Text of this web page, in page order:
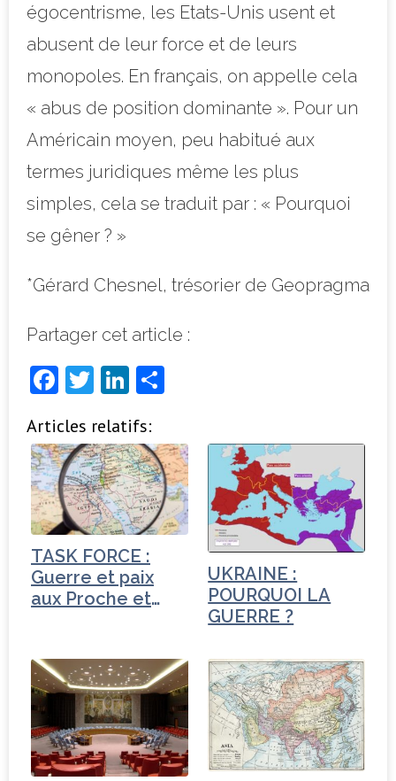
égocentrisme, les Etats-Unis usent et
abusent de leur force et de leurs
monopoles. En français, on appelle cela
« abus de position dominante ». Pour un
Américain moyen, peu habitué aux
termes juridiques même les plus
simples, cela se traduit par : « Pourquoi
se gêner ? »
*Gérard Chesnel, trésorier de Geopragma
Partager cet article :
F
c
e
b
o
o
k
T
it
t
e
r
Li
k
e
dI
n
ta
g
e
r
Articles relatifs:
TASK FORCE :
Guerre et paix
aux Proche et
UKRAINE :
POURQUOI LA
GUERRE ?